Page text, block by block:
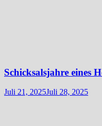
Schicksalsjahre eines
Juli 21, 2025Juli 28, 2025